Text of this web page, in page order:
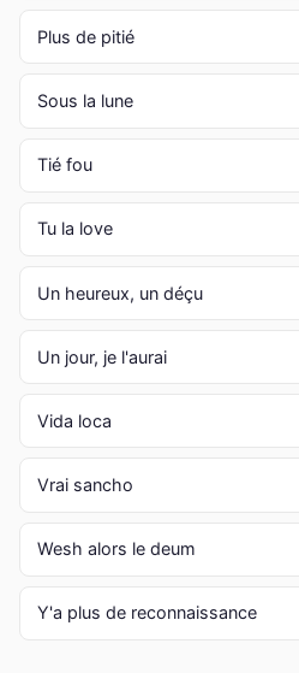
Plus de pitié
Sous la lune
Tié fou
Tu la love
Un heureux, un déçu
Un jour, je l'aurai
Vida loca
Vrai sancho
Wesh alors le deum
Y'a plus de reconnaissance